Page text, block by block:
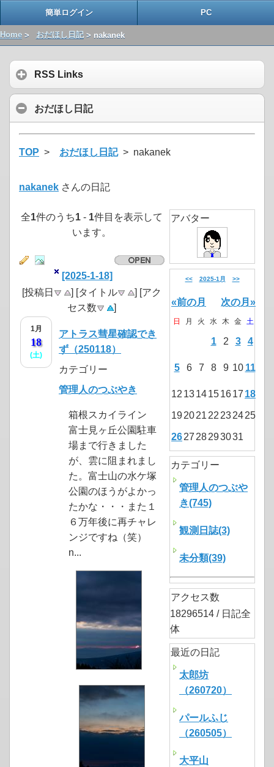
簡単ログイン PC
Home > おだほし日記> nakanek
RSS Links
おだほし日記
TOP > おだほし日記> nakanek
nakanek さんの日記
全1件のうち1 - 1件目を表示して
います。
[2025-1-18]
[投稿日
] [タイトル
] [アク
セス数
]
1月
18
(土)
アトラス彗星確認でき
ず（250118）
カテゴリー
管理人のつぶやき
箱根スカイライン
富士見ヶ丘公園駐車
場まで行きました
が、雲に阻まれまし
た。富士山の水ケ塚
公園のほうがよかっ
たかな・・・また１
６万年後に再チャレ
ンジですね（笑）
n...
アバター
<< 2025-1月 >>
«前の月 次の月»
日 月 火 水 木 金 土
1 2 3 4
5 6 7 8 9 10 11
12 1314151617 18
192021 22 232425
2627 28293031
カテゴリー
管理人のつぶや
き(745)
観測日誌(3)
未分類(39)
アクセス数
18296514 / 日記全
体
最近の日記
太郎坊
（260720）
パールふじ
（260505）
大平山